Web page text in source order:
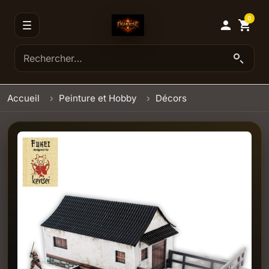
 shopping_cart
0
Accueil Peinture et Hobby Décors